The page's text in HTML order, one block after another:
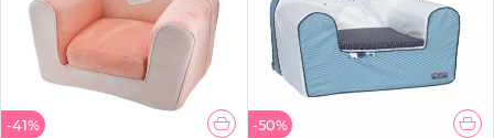
-41% -50%